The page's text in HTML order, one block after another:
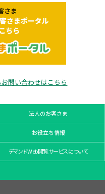
問い合わせはこちら
法人のお客さま
お役立ち情報
デマンドWeb閲覧サービスについて